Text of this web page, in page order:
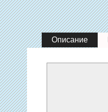
Описание